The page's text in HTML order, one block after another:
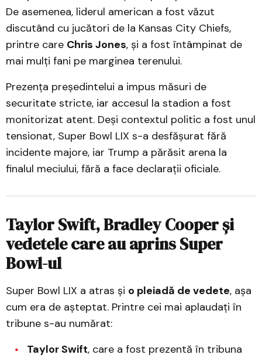
De asemenea, liderul american a fost văzut
discutând cu jucători de la Kansas City Chiefs,
printre care Chris Jones, și a fost întâmpinat de
mai mulți fani pe marginea terenului.
Prezența președintelui a impus măsuri de
securitate stricte, iar accesul la stadion a fost
monitorizat atent. Deși contextul politic a fost unul
tensionat, Super Bowl LIX s-a desfășurat fără
incidente majore, iar Trump a părăsit arena la
finalul meciului, fără a face declarații oficiale.
Taylor Swift, Bradley Cooper și
vedetele care au aprins Super
Bowl-ul
Super Bowl LIX a atras și o pleiadă de vedete, așa
cum era de așteptat. Printre cei mai aplaudați în
tribune s-au numărat:
Taylor Swift, care a fost prezentă în tribuna